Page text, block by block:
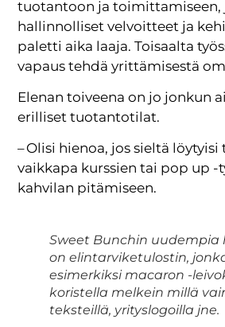
tuotantoon ja toimittamiseen,
hallinnolliset velvoitteet ja
paletti aika laaja. Toisaalta
vapaus tehdä yrittämisestä
Elenan toiveena on jo jonkun
erilliset tuotantotilat.
– Olisi hienoa, jos sieltä löytyisi
vaikkapa kurssien tai pop up -
kahvilan pitämiseen.
Sweet Bunchin uudempia
on elintarviketulostin,
esimerkiksi macaron -
koristella melkein millä
teksteillä, yrityslogoilla jne.